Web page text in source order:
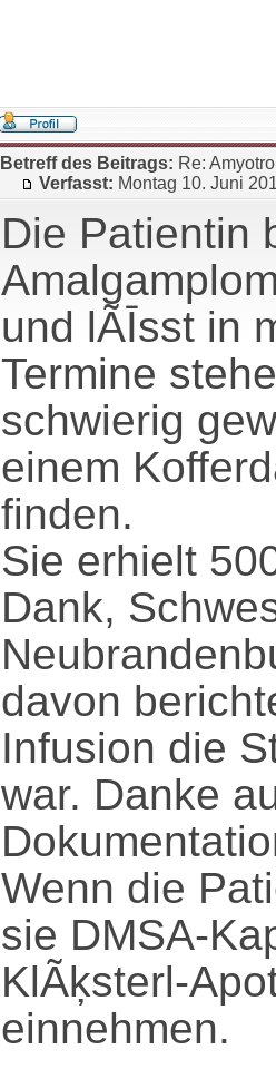
Betreff des Beitrags: Re:
Verfasst: Montag 10. Juni
Die Patientin
und lÃĪsst in
Termine
schwierig
einem
finden.
Sie erhielt
Dank,
davon
Infusion die
war. Danke
Wenn die
sie DMSA-
KlÃķsterl-
einnehmen.